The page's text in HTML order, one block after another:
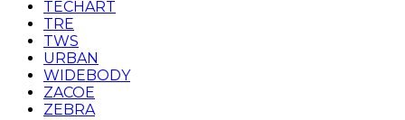
TECHART
TRE
TWS
URBAN
WIDEBODY
ZACOE
ZEBRA